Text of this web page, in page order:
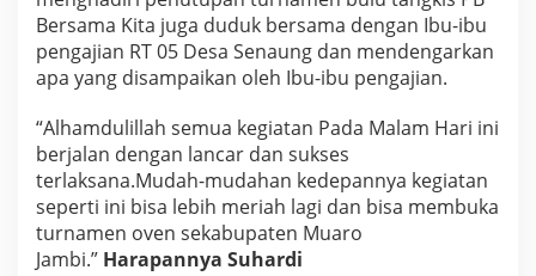
H
u
s
a
i
i
C
a
e
g
D
Bersama Kita juga duduk bersama dengan Ibu-ibu
pengajian RT 05 Desa Senaung dan mendengarkan
apa yang disampaikan oleh Ibu-ibu pengajian.
“Alhamdulillah semua kegiatan Pada Malam Hari ini
berjalan dengan lancar dan sukses
terlaksana.Mudah-mudahan kedepannya kegiatan
seperti ini bisa lebih meriah lagi dan bisa membuka
turnamen oven sekabupaten Muaro
Jambi.” Harapannya Suhardi